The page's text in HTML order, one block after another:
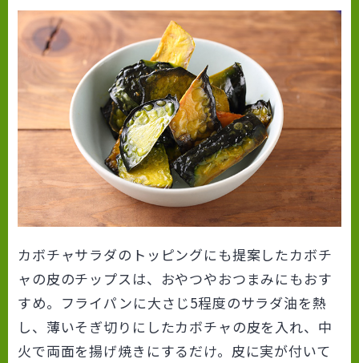
カボチャサラダのトッピングにも提案したカボチ
ャの皮のチップスは、おやつやおつまみにもおす
すめ。フライパンに大さじ5程度のサラダ油を熱
し、薄いそぎ切りにしたカボチャの皮を入れ、中
火で両面を揚げ焼きにするだけ。皮に実が付いて